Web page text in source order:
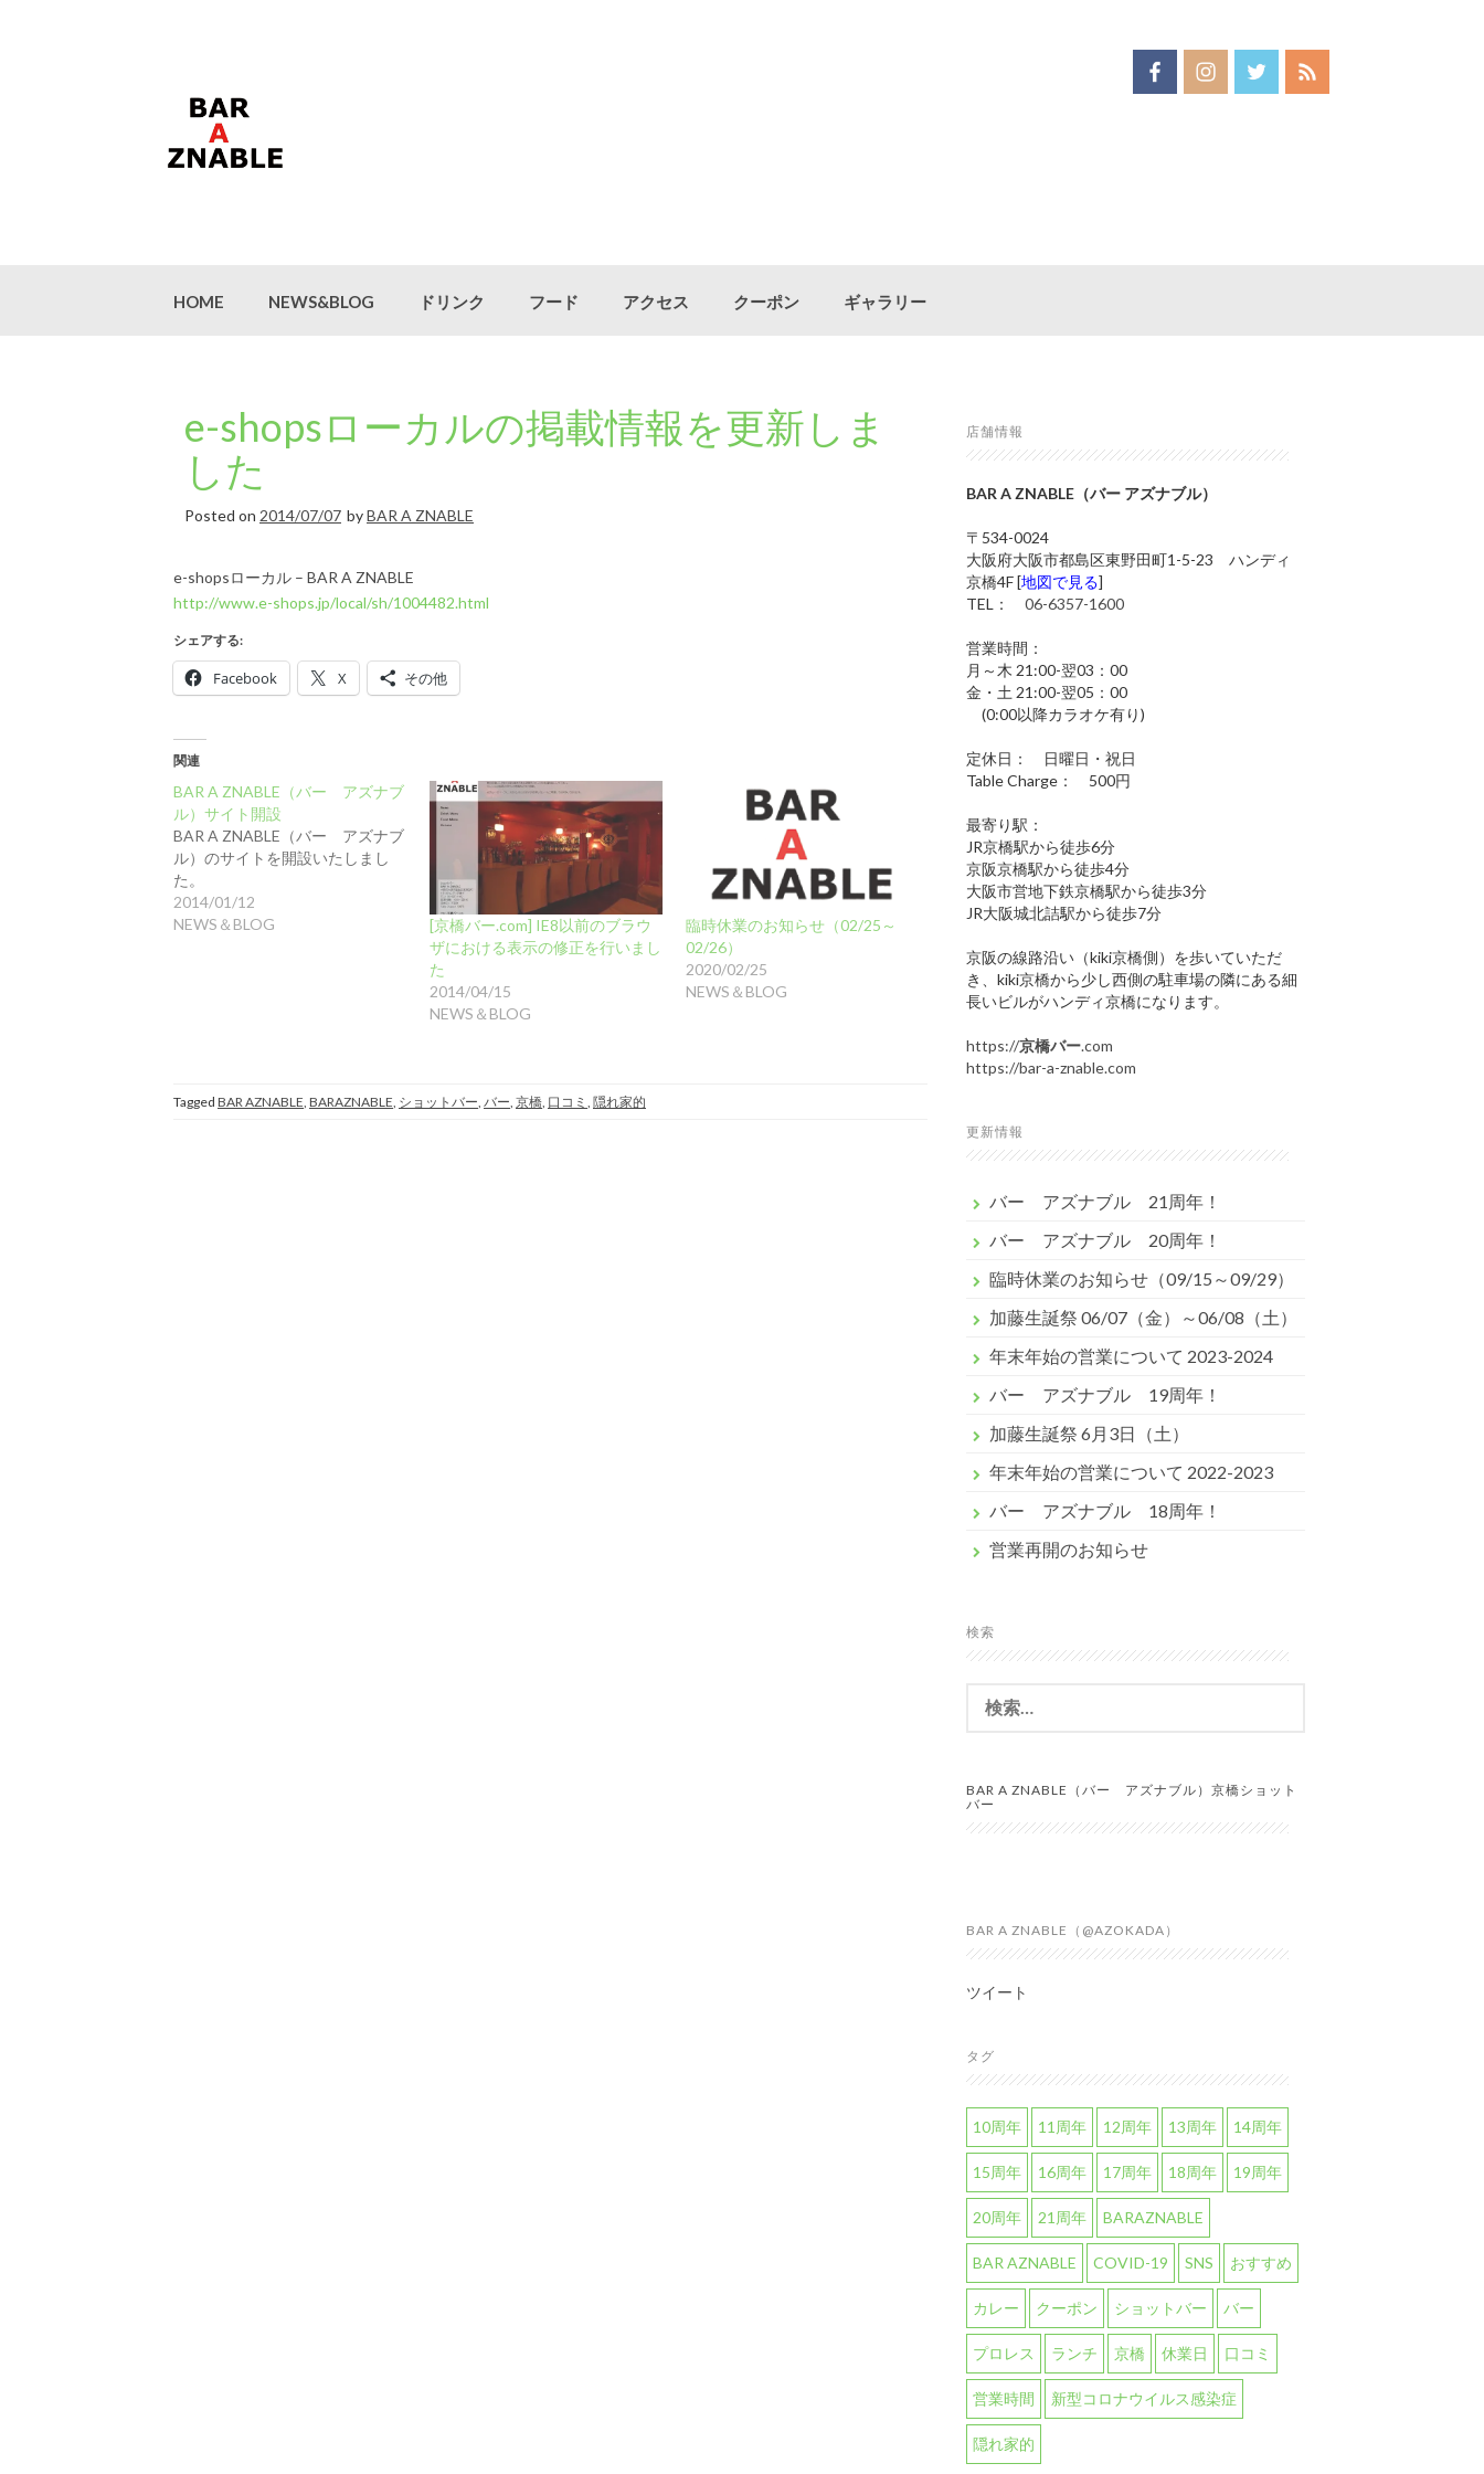
HOME NEWS&BLOG ドリンク フード アクセス クーポン ギャラリー
e-shopsローカルの掲載情報を更新しま
した
Posted on 2014/07/07 byBAR A ZNABLE
e-shopsローカル – BAR A ZNABLE
http://www.e-shops.jp/local/sh/1004482.html
シェアする:
Facebook X その他
関連
BAR A ZNABLE（バー アズナブ
ル）サイト開設
BAR A ZNABLE（バー アズナブ
ル）のサイトを開設いたしまし
た。
2014/01/12
NEWS＆BLOG
[京橋バー.com] IE8以前のブラウ
ザにおける表示の修正を行いまし
た
2014/04/15
NEWS＆BLOG
臨時休業のお知らせ（02/25～
02/26）
2020/02/25
NEWS＆BLOG
Tagged BAR AZNABLE, BARAZNABLE, ショットバー, バー, 京橋, 口コミ , 隠れ家的
店舗情報
BAR A ZNABLE（バー アズナブル）
〒534-0024
大阪府大阪市都島区東野田町1-5-23 ハンディ
京橋4F [地図で見る]
TEL：06-6357-1600
営業時間：
月～木 21:00-翌03：00
金・土 21:00-翌05：00
(0:00以降カラオケ有り)
定休日： 日曜日・祝日
Table Charge： 500円
最寄り駅：
JR京橋駅から徒歩6分
京阪京橋駅から徒歩4分
大阪市営地下鉄京橋駅から徒歩3分
JR大阪城北詰駅から徒歩7分
京阪の線路沿い（kiki京橋側）を歩いていただ
き、kiki京橋から少し西側の駐車場の隣にある細
長いビルがハンディ京橋になります。
https://京橋バー.com
https://bar-a-znable.com
更新情報
バー アズナブル 21周年！
バー アズナブル 20周年！
臨時休業のお知らせ（09/15～09/29）
加藤生誕祭 06/07（金）～06/08（土）
年末年始の営業について 2023-2024
バー アズナブル 19周年！
加藤生誕祭 6月3日（土）
年末年始の営業について 2022-2023
バー アズナブル 18周年！
営業再開のお知らせ
検索
索:
BAR A ZNABLE（バー アズナブル）京橋ショット
バー
BAR A ZNABLE（@AZOKADA）
ツイート
タグ
10周年 11周年 12周年 13周年 14周年
15周年 16周年 17周年 18周年 19周年
20周年 21周年 BARAZNABLE
BAR AZNABLE COVID-19 SNS おすすめ
カレー クーポン ショットバー バー
プロレス ランチ 京橋 休業日 口コミ
営業時間 新型コロナウイルス感染症
隠れ家的